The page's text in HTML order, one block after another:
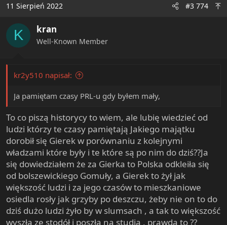
t
o
n
s
11 Sierpień 2022 #3 774
K kran
Well-Known Member
kr2y510 napisał:
Ja pamiętam czasy PRL-u gdy byłem mały,
To co piszą historycy to wiem, ale lubię wiedzieć od
ludzi którzy te czasy pamiętają Jakiego majątku
dorobił się Gierek w porównaniu z kolejnymi
władzami które były i te które są po nim do dziś??Ja
się dowiedziałem że za Gierka to Polska odkleiła się
od bolszewickiego Gomuły, a Gierek to żył jak
większość ludzi i za jego czasów to mieszkaniowe
osiedla rosły jak grzyby po deszczu, żeby nie on to do
dziś dużo ludzi żyło by w slumsach , a tak to większość
wyszła ze stodół i poszła na studia , prawda to ??